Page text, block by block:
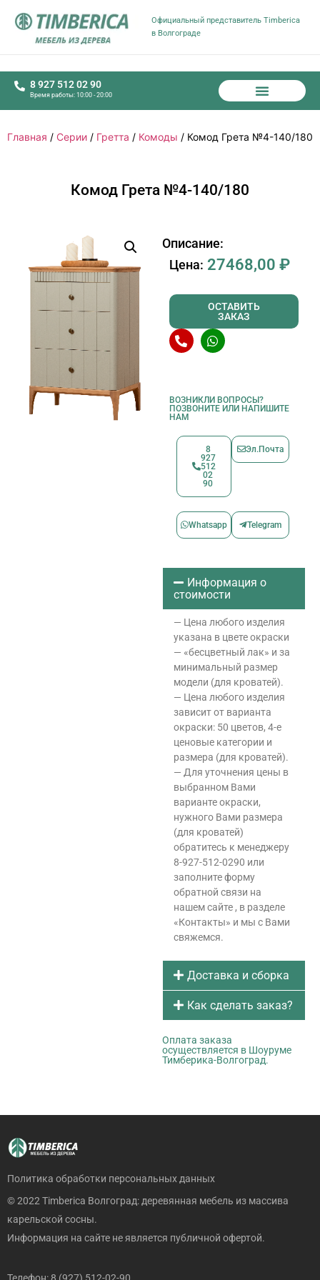
Официальный представитель Timberica
в Волгограде
8 927 512 02 90
Время работы: 10:00 - 20:00
Главная / Серии / Гретта / Комоды / Комод Грета №4-140/180
Комод Грета №4-140/180
Описание:
Цена: 27468,00 ₽
ОСТАВИТЬ
ЗАКАЗ
ВОЗНИКЛИ ВОПРОСЫ?
ПОЗВОНИТЕ ИЛИ НАПИШИТЕ
НАМ
8
927
512
02
90
Эл.Почта
Whatsapp Telegram
Информация о
стоимости
— Цена любого изделия
указана в цвете окраски
— «бесцветный лак» и за
минимальный размер
модели (для кроватей).
— Цена любого изделия
зависит от варианта
окраски: 50 цветов, 4-е
ценовые категории и
размера (для кроватей).
— Для уточнения цены в
выбранном Вами
варианте окраски,
нужного Вами размера
(для кроватей)
обратитесь к менеджеру
8-927-512-0290 или
заполните форму
обратной связи на
нашем сайте , в разделе
«Контакты» и мы с Вами
свяжемся.
Доставка и сборка
Как сделать заказ?
Оплата заказа
осуществляется в Шоуруме
Тимберика-Волгоград.
Политика обработки персональных данных
© 2022 Timberica Волгоград: деревянная мебель из массива
карельской сосны.
Информация на сайте не является публичной офертой.
Телефон: 8 (927) 512-02-90